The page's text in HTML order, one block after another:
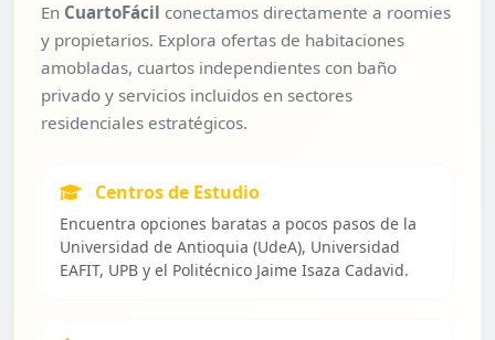
En CuartoFácil conectamos directamente a roomies
y propietarios. Explora ofertas de habitaciones
amobladas, cuartos independientes con baño
privado y servicios incluidos en sectores
residenciales estratégicos.
Centros de Estudio
Encuentra opciones baratas a pocos pasos de la
Universidad de Antioquia (UdeA), Universidad
EAFIT, UPB y el Politécnico Jaime Isaza Cadavid.